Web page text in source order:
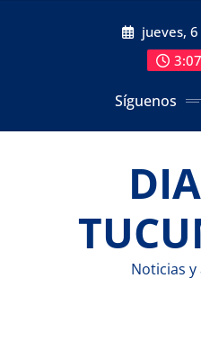
jueves,
Síguenos
Noticias